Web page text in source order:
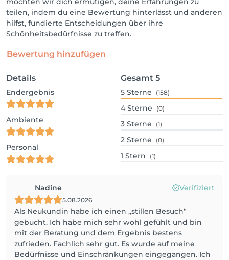
teilen, indem du eine Bewertung hinterlässt und anderen
hilfst, fundierte Entscheidungen über ihre
Schönheitsbedürfnisse zu treffen.
Bewertung hinzufügen
Details
Endergebnis
Ambiente
Personal
Gesamt 5
5 Sterne (158)
4 Sterne (0)
3 Sterne (1)
2 Sterne (0)
1 Stern (1)
Nadine Verifiziert
5.08.2026
Als Neukundin habe ich einen „stillen Besuch“
gebucht. Ich habe mich sehr wohl gefühlt und bin
mit der Beratung und dem Ergebnis bestens
zufrieden. Fachlich sehr gut. Es wurde auf meine
Bedürfnisse und Einschränkungen eingegangen. Ich